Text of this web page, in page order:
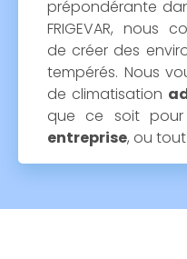
prépondérante
FRIGEVAR, nous
de créer des
tempérés. Nous
de climatisation
que ce soit
entreprise, ou